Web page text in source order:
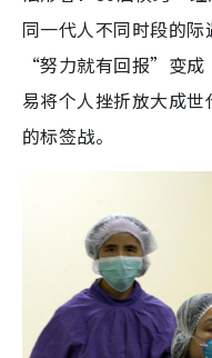
同一代人不同时段的
“努力就有回报”变
易将个人挫折放大成
的标签战。